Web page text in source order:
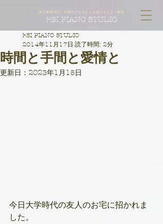
東京都墨田区、台東区どちらからも通えるピアノ教室
ESI PIANO STUDIO
時間と手間と愛情と
ESI PIANO STUDIO
2014年11月17日 読了時間: 2分
更新日： 2023年1月15日
今日大学時代の友人のお宅に招かれま
した。​